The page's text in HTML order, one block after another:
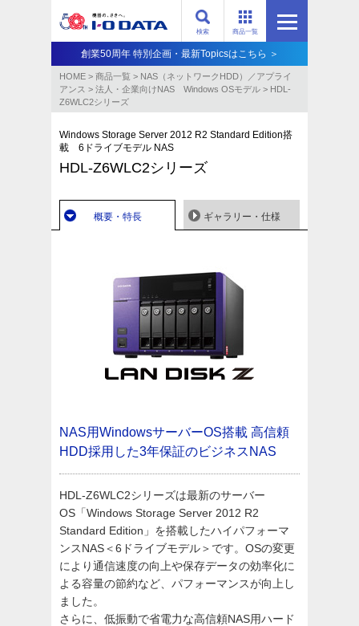
商品一覧
検索
創業50周年 特別企画・最新Topicsはこちら ＞
HOME > 商品一覧 > NAS（ネットワークHDD）／アプライ
アンス​ > 法人・企業向けNAS Windows OSモデル > HDL-
Z6WLC2シリーズ
Windows Storage Server 2012 R2 Standard Edition搭
載 6ドライブモデル NAS
HDL-Z6WLC2シリーズ
概要・特長 ギャラリー・仕様
NAS用WindowsサーバーOS搭載 高信頼
HDD採用した3年保証のビジネスNAS
HDL-Z6WLC2シリーズは最新のサーバー
OS「Windows Storage Server 2012 R2
Standard Edition」を搭載したハイパフォーマ
ンスNAS＜6ドライブモデル＞です。OSの変更
により通信速度の向上や保存データの効率化に
よる容量の節約など、パフォーマンスが向上し
ました。
さらに、低振動で省電力な高信頼NAS用ハード